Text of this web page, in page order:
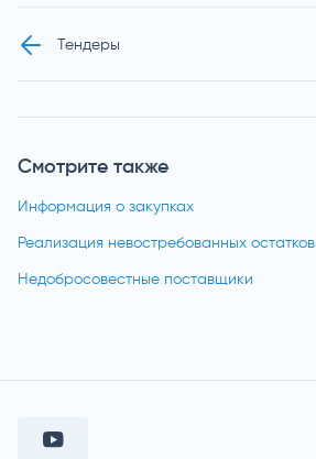
Смотрите также
Информация о закупках
Реализация невостребованных остатков
Недобросовестные поставщики
Тендеры